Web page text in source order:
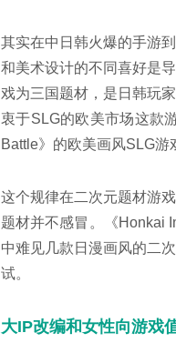
其实在中日韩火爆的手游
和美术设计的不同喜好是
戏为三国题材，是日韩玩
衷于SLG的欧美市场这款
Battle》的欧美画风SLG游
这个规律在二次元题材游
题材并不感冒。《Honkai
中难见几款日漫画风的二
试。
大IP改编和女性向游戏